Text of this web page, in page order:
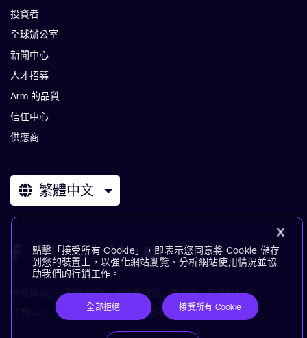
投資者
全球辦公室
新聞中心
人才招募
Arm 的品質
信任中心
供應商
繁體中文
條款與政策 使用條款 隱私權政策 供應商
無障礙功能
訂閱中心
商標 現代奴役聲明 術語表
點擊「接受所有 Cookie」，即表示您同意將 Cookie 儲存
到您的裝置上，以強化網站瀏覽、分析網站使用情況並協
助我們的行銷工作。
全部拒絕 接受所有 Cookie